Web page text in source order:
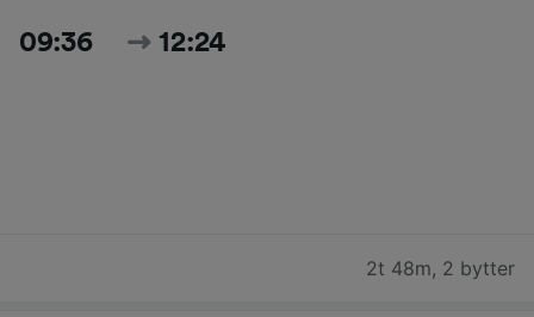
09:36 12:24
2t 48m, 2 bytter